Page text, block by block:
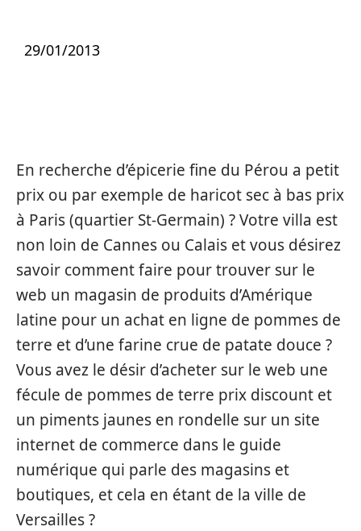
29/01/2013
En recherche d’épicerie fine du Pérou a petit
prix ou par exemple de haricot sec à bas prix
à Paris (quartier St-Germain) ? Votre villa est
non loin de Cannes ou Calais et vous désirez
savoir comment faire pour trouver sur le
web un magasin de produits d’Amérique
latine pour un achat en ligne de pommes de
terre et d’une farine crue de patate douce ?
Vous avez le désir d’acheter sur le web une
fécule de pommes de terre prix discount et
un piments jaunes en rondelle sur un site
internet de commerce dans le guide
numérique qui parle des magasins et
boutiques, et cela en étant de la ville de
Versailles ?